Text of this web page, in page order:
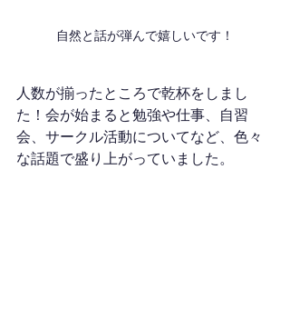
自然と話が弾んで嬉しいです！
人数が揃ったところで乾杯をしまし
た！会が始まると勉強や仕事、自習
会、サークル活動についてなど、色々
な話題で盛り上がっていました。